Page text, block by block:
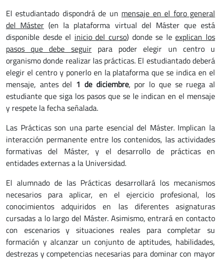
El estudiantado dispondrá de un mensaje en el foro general
del Máster (en la plataforma virtual del Máster que está
disponible desde el inicio del curso) donde se leexplican los
pasos que debe seguirpara poder elegir un centro u
organismo donde realizar las prácticas. El estudiantado deberá
elegir el centro y ponerlo en la plataforma que se indica en el
mensaje, antes del 1 de diciembre, por lo que se ruega al
estudiante que siga los pasos que se le indican en el mensaje
y respete la fecha señalada.
Las Prácticas son una parte esencial del Máster. Implican la
interacción permanente entre los contenidos, las actividades
formativas del Máster, y el desarrollo de prácticas en
entidades externas a la Universidad.
El alumnado de las Prácticas desarrollará los mecanismos
necesarios para aplicar, en el ejercicio profesional, los
conocimientos adquiridos en las diferentes asignaturas
cursadas a lo largo del Máster. Asimismo, entrará en contacto
con escenarios y situaciones reales para completar su
formación y alcanzar un conjunto de aptitudes, habilidades,
destrezas y competencias necesarias para dominar con mayor